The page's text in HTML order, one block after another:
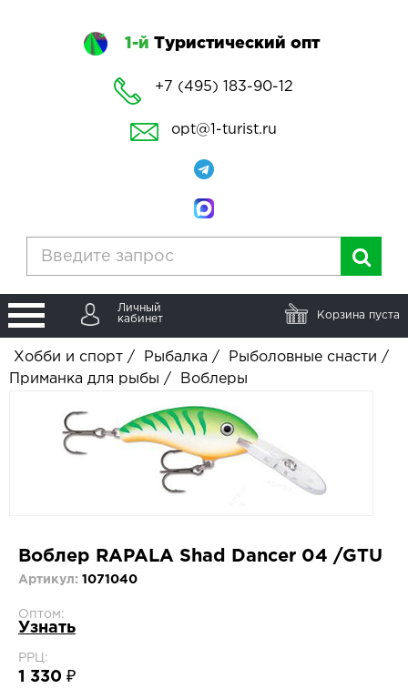
1-й Туристический опт
+7 (495) 183-90-12
opt@1-turist.ru
Личный
кабинет
Корзина пуста
Хобби и спорт / Рыбалка / Рыболовные снасти /
Приманка для рыбы / Воблеры
Воблер RAPALA Shad Dancer 04 /GTU
Артикул: 1071040
Оптом:
Узнать
РРЦ:
1 330 ₽